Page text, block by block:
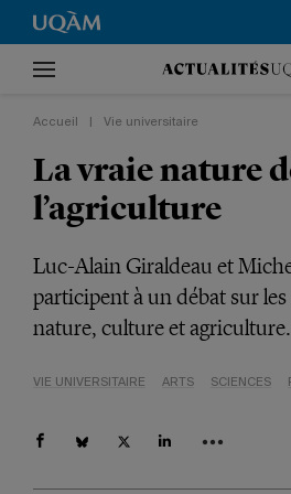
Accueil Vie universitaire
La vraie nature
l’agriculture
Luc-Alain Giraldeau et
participent à un débat sur
nature, culture et agriculture.
VIE UNIVERSITAIRE ARTS SCIENCES